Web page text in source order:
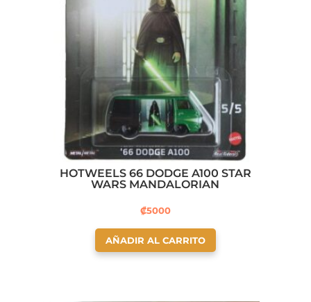
HOTWEELS 66 DODGE A100 STAR
WARS MANDALORIAN
₡5000
AÑADIR AL CARRITO